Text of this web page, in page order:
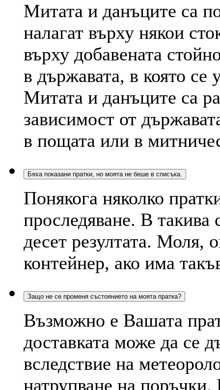
Митата и данъците са
налагат върху някои
върху добавената
в държавата, в която се
Митата и данъците са
зависимост от
в пощата или в
Бяха показани пратки, но моята не беше в списъка.
Понякога няколко
проследяване. В такива
десет резултата. Моля,
контейнер, ако има
Защо не се променя състоянието на моята пратка?
Възможно е Вашата
доставката може да се
вследствие на
натрупване на